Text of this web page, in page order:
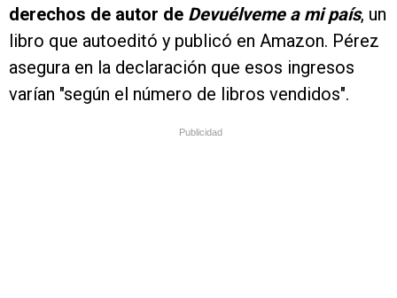
derechos de autor de Devuélveme a mi país, un
libro que autoeditó y publicó en Amazon. Pérez
asegura en la declaración que esos ingresos
varían "según el número de libros vendidos".
Publicidad